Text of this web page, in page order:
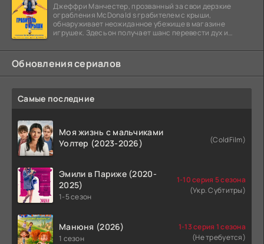
Джеффри Манчестер, прозванный за свои дерзкие
ограбления McDonald s грабителем с крыши,
обнаруживает неожиданное убежище в магазине
игрушек. Здесь он получает шанс перевести дух и
Обновления сериалов
Самые последние
Моя жизнь с мальчиками
Уолтер (2023-2026)
(ColdFilm)
Эмили в Париже (2020-
2025)
1-5 сезон
1-10 серия 5 сезона
(Укр. Субтитры)
Манюня (2026)
1 сезон
1-13 серия 1 сезона
(Не требуется)